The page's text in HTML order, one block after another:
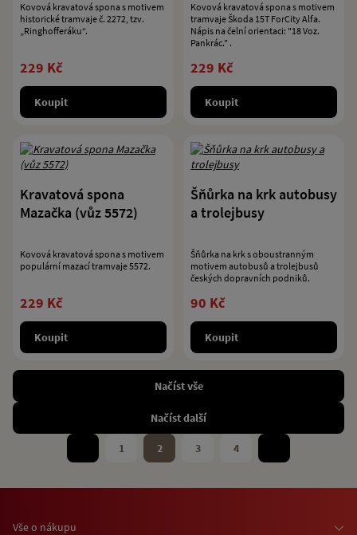
Kovová kravatová spona s motivem
historické tramvaje č. 2272, tzv.
„Ringhofferáku“.
229 Kč
Koupit
Kovová kravatová spona s motivem
tramvaje Škoda 15T ForCity Alfa.
Nápis na čelní orientaci: "18 Voz.
Pankrác." .
229 Kč
Koupit
Kravatová spona
Mazačka (vůz 5572)
Kovová kravatová spona s motivem
populární mazací tramvaje 5572.
229 Kč
Koupit
Šňůrka na krk autobusy
a trolejbusy
Šňůrka na krk s oboustranným
motivem autobusů a trolejbusů
českých dopravních podniků.
90 Kč
Koupit
Načíst vše
Načíst další
1 2 3 4
Vše o nákupu